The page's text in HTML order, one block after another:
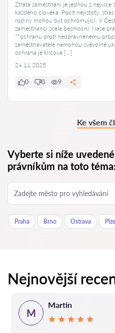
Ztráta zaměstnání je jednou z
každého člověka. Pocit nejistoty,
rodiny mohou být ochromující. V
zaměstnanci zcela bezmocní. Naše
**ochranu proti neoprávněnému
zaměstnavatelé nemohou svévolně
ochrana je klíčová […]
24.11.2025
0 0 9
Ke všem
Vyberte si níže
právníkům na toto téma:
Praha Brno Ostrava
Nejnovější
M
Martin